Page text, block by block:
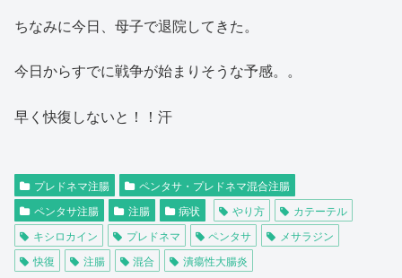
ちなみに今日、母子で退院してきた。
今日からすでに戦争が始まりそうな予感。。
早く快復しないと！！汗
プレドネマ注腸
ペンタサ・プレドネマ混合注腸
ペンタサ注腸
注腸 病状 やり方
カテーテル
キシロカイン
プレドネマ ペンタサ
メサラジン
快復
注腸 混合 潰瘍性大腸炎